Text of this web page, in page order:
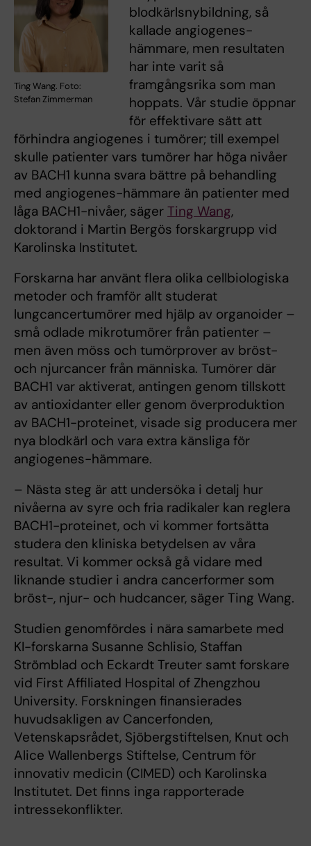
Ting Wang. Foto:
Stefan Zimmerman
blodkärlsnybildning, så
kallade angiogenes-
hämmare, men resultaten
har inte varit så
framgångsrika som man
hoppats. Vår studie öppnar
för effektivare sätt att
förhindra angiogenes i tumörer; till exempel
skulle patienter vars tumörer har höga nivåer
av BACH1 kunna svara bättre på behandling
med angiogenes-hämmare än patienter med
låga BACH1-nivåer, säger Ting Wang,
doktorand i Martin Bergös forskargrupp vid
Karolinska Institutet.
Forskarna har använt flera olika cellbiologiska
metoder och framför allt studerat
lungcancertumörer med hjälp av organoider –
små odlade mikrotumörer från patienter ­–
men även möss och tumörprover av bröst-
och njurcancer från människa. Tumörer där
BACH1 var aktiverat, antingen genom tillskott
av antioxidanter eller genom överproduktion
av BACH1-proteinet, visade sig producera mer
nya blodkärl och vara extra känsliga för
angiogenes-hämmare.
– Nästa steg är att undersöka i detalj hur
nivåerna av syre och fria radikaler kan reglera
BACH1-proteinet, och vi kommer fortsätta
studera den kliniska betydelsen av våra
resultat. Vi kommer också gå vidare med
liknande studier i andra cancerformer som
bröst-, njur- och hudcancer, säger Ting Wang.
Studien genomfördes i nära samarbete med
KI-forskarna Susanne Schlisio, Staffan
Strömblad och Eckardt Treuter samt forskare
vid First Affiliated Hospital of Zhengzhou
University. Forskningen finansierades
huvudsakligen av Cancerfonden,
Vetenskapsrådet, Sjöbergstiftelsen, Knut och
Alice Wallenbergs Stiftelse, Centrum för
innovativ medicin (CIMED) och Karolinska
Institutet. Det finns inga rapporterade
intressekonflikter.